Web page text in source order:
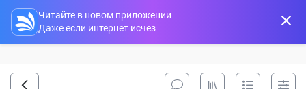
Читайте в новом приложении
Даже если интернет исчез